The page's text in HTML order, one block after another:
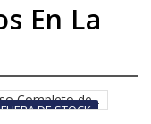
En La
FUERA DE STOCK